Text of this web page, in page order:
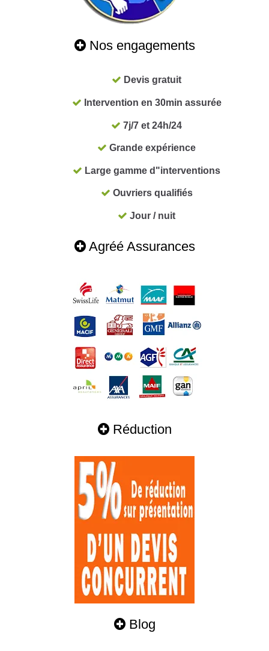
Nos engagements
Devis gratuit
Intervention en 30min assurée
7j/7 et 24h/24
Grande expérience
Large gamme d"interventions
Ouvriers qualifiés
Jour / nuit
Agréé Assurances
Réduction
Blog